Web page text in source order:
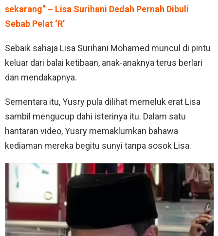
sekarang” – Lisa Surihani Dedah Pernah Dibuli
Sebab Pelat ‘R’
Sebaik sahaja Lisa Surihani Mohamed muncul di pintu
keluar dari balai ketibaan, anak-anaknya terus berlari
dan mendakapnya.
Sementara itu, Yusry pula dilihat memeluk erat Lisa
sambil mengucup dahi isterinya itu. Dalam satu
hantaran video, Yusry memaklumkan bahawa
kediaman mereka begitu sunyi tanpa sosok Lisa.